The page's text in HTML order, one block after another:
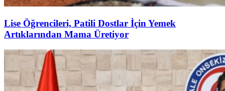
Lise Öğrencileri, Patili Dostlar İçin Yemek
Artıklarından Mama Üretiyor